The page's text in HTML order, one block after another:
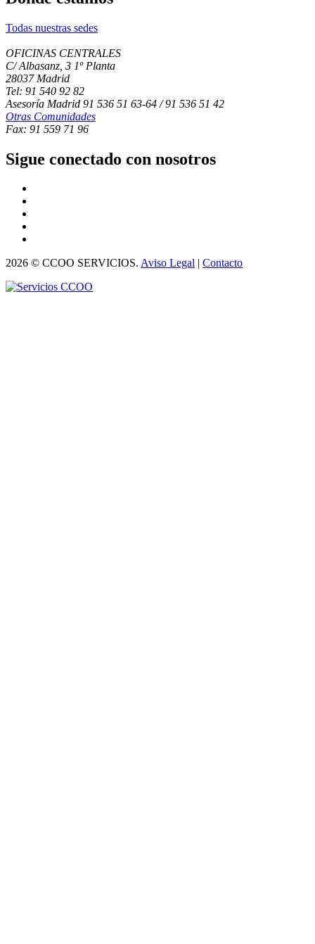
Todas nuestras sedes
OFICINAS CENTRALES
C/ Albasanz, 3 1º Planta
28037 Madrid
Tel: 91 540 92 82
Asesoría Madrid 91 536 51 63-64 / 91 536 51 42
Otras Comunidades
Fax: 91 559 71 96
Sigue conectado con nosotros
2026 © CCOO SERVICIOS. Aviso Legal | Contacto